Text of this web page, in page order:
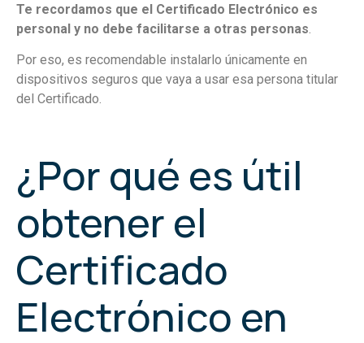
Te recordamos que el Certificado Electrónico es
personal y no debe facilitarse a otras personas
Por eso, es recomendable instalarlo únicamente en
dispositivos seguros que vaya a usar esa persona titular
del Certificado.
¿Por qué es útil
obtener el
Certificado
Electrónico en